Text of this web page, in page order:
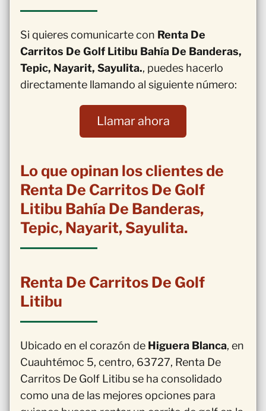
Si quieres comunicarte con Renta De
Carritos De Golf Litibu Bahía De Banderas,
Tepic, Nayarit, Sayulita., puedes hacerlo
directamente llamando al siguiente número:
Llamar ahora
Lo que opinan los clientes de
Renta De Carritos De Golf
Litibu Bahía De Banderas,
Tepic, Nayarit, Sayulita.
Renta De Carritos De Golf
Litibu
Ubicado en el corazón de Higuera Blanca, en
Cuauhtémoc 5, centro, 63727, Renta De
Carritos De Golf Litibu se ha consolidado
como una de las mejores opciones para